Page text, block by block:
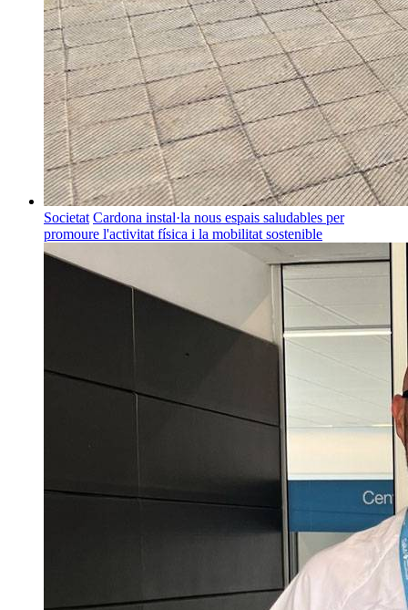
Societat Cardona instal·la nous espais saludables per
promoure l'activitat física i la mobilitat sostenible